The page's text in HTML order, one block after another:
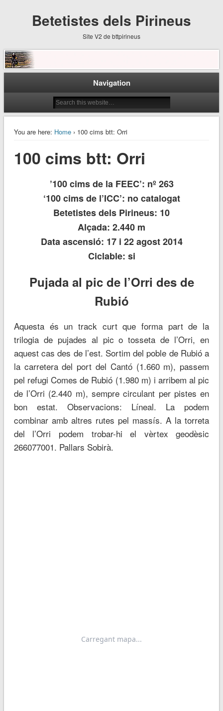
Betetistes dels Pirineus
Site V2 de bttpirineus
Navigation
You are here: Home› 100 cims btt: Orri
100 cims btt: Orri
’100 cims de la FEEC’: nº 263
‘100 cims de l’ICC’: no catalogat
Betetistes dels Pirineus: 10
Alçada: 2.440 m
Data ascensió: 17 i 22 agost 2014
Ciclable: si
Pujada al pic de l’Orri des de
Rubió
Aquesta és un track curt que forma part de la
trilogia de pujades al pic o tosseta de l’Orri, en
aquest cas des de l’est. Sortim del poble de Rubió a
la carretera del port del Cantó (1.660 m), passem
pel refugi Comes de Rubió (1.980 m) i arribem al pic
de l’Orri (2.440 m), sempre circulant per pistes en
bon estat. Observacions: Líneal. La podem
combinar amb altres rutes pel massís. A la torreta
del l’Orri podem trobar-hi el vèrtex geodèsic
266077001. Pallars Sobirà.